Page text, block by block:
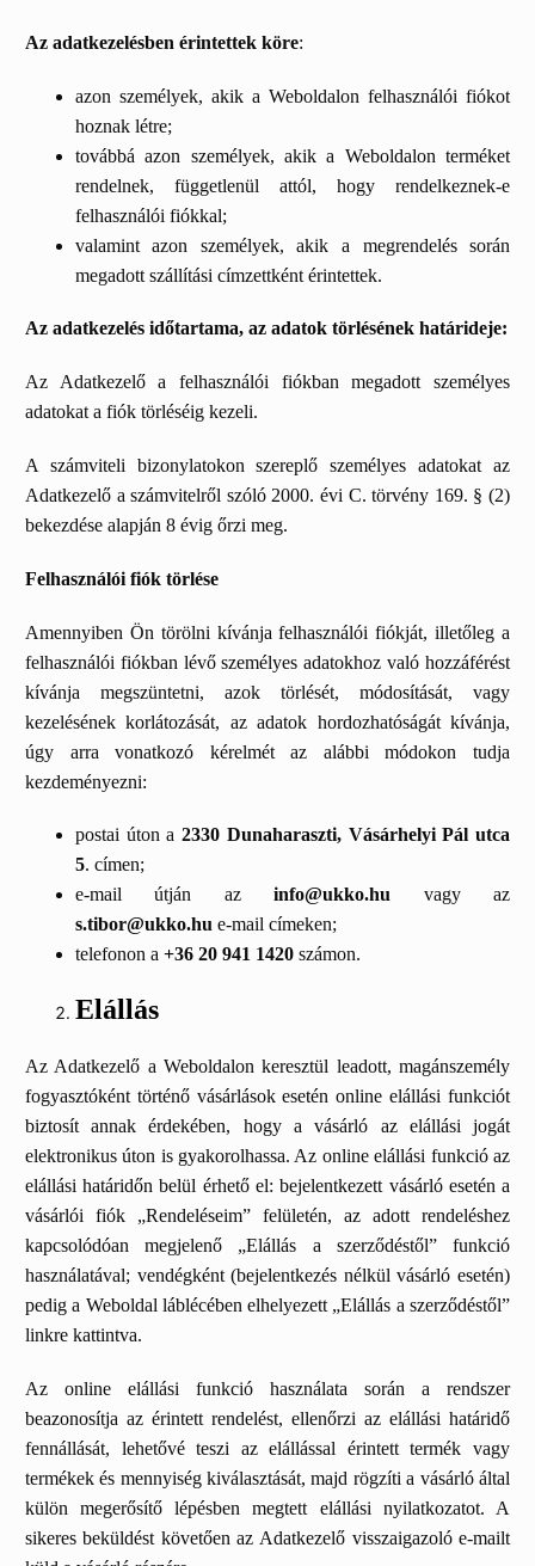
Az adatkezelésben érintettek köre:
azon személyek, akik a Weboldalon felhasználói fiókot
hoznak létre;
továbbá azon személyek, akik a Weboldalon terméket
rendelnek, függetlenül attól, hogy rendelkeznek-e
felhasználói fiókkal;
valamint azon személyek, akik a megrendelés során
megadott szállítási címzettként érintettek.
Az adatkezelés időtartama, az adatok törlésének határideje:
Az Adatkezelő a felhasználói fiókban megadott személyes
adatokat a fiók törléséig kezeli.
A számviteli bizonylatokon szereplő személyes adatokat az
Adatkezelő a számvitelről szóló 2000. évi C. törvény 169. § (2)
bekezdése alapján 8 évig őrzi meg.
Felhasználói fiók törlése
Amennyiben Ön törölni kívánja felhasználói fiókját, illetőleg a
felhasználói fiókban lévő személyes adatokhoz való hozzáférést
kívánja megszüntetni, azok törlését, módosítását, vagy
kezelésének korlátozását, az adatok hordozhatóságát kívánja,
úgy arra vonatkozó kérelmét az alábbi módokon tudja
kezdeményezni:
postai úton a2330 Dunaharaszti, Vásárhelyi Pál utca
5. címen;
e-mail útján azinfo@ukko.hu vagy az
s.tibor@ukko.hue-mail címeken;
telefonon a +36 20 941 1420számon.
Elállás
Az Adatkezelő a Weboldalon keresztül leadott, magánszemély
fogyasztóként történő vásárlások esetén online elállási funkciót
biztosít annak érdekében, hogy a vásárló az elállási jogát
elektronikus úton is gyakorolhassa. Az online elállási funkció az
elállási határidőn belül érhető el: bejelentkezett vásárló esetén a
vásárlói fiók „Rendeléseim” felületén, az adott rendeléshez
kapcsolódóan megjelenő „Elállás a szerződéstől” funkció
használatával; vendégként (bejelentkezés nélkül vásárló esetén)
pedig a Weboldal láblécében elhelyezett „Elállás a szerződéstől”
linkre kattintva.
Az online elállási funkció használata során a rendszer
beazonosítja az érintett rendelést, ellenőrzi az elállási határidő
fennállását, lehetővé teszi az elállással érintett termék vagy
termékek és mennyiség kiválasztását, majd rögzíti a vásárló által
külön megerősítő lépésben megtett elállási nyilatkozatot. A
sikeres beküldést követően az Adatkezelő visszaigazoló e-mailt